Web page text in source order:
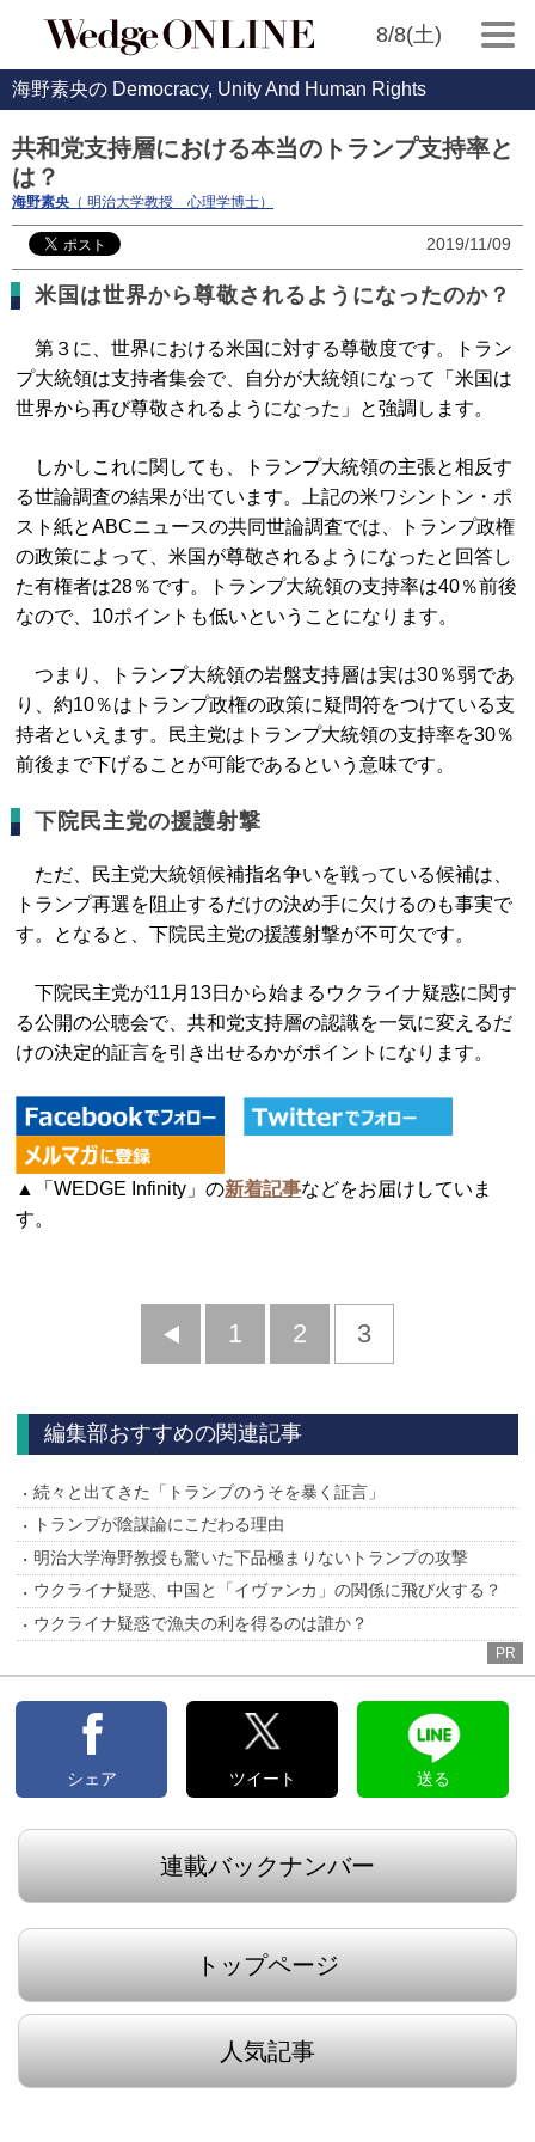
8/8(土)
海野素央の Democracy, Unity And Human Rights
共和党支持層における本当のトランプ支持率と
は？
海野素央 （ 明治大学教授 心理学博士）
2019/11/09
米国は世界から尊敬されるようになったのか？
第３に、世界における米国に対する尊敬度です。トラン
プ大統領は支持者集会で、自分が大統領になって「米国は
世界から再び尊敬されるようになった」と強調します。
しかしこれに関しても、トランプ大統領の主張と相反す
る世論調査の結果が出ています。上記の米ワシントン・ポ
スト紙とABCニュースの共同世論調査では、トランプ政権
の政策によって、米国が尊敬されるようになったと回答し
た有権者は28％です。トランプ大統領の支持率は40％前後
なので、10ポイントも低いということになります。
つまり、トランプ大統領の岩盤支持層は実は30％弱であ
り、約10％はトランプ政権の政策に疑問符をつけている支
持者といえます。民主党はトランプ大統領の支持率を30％
前後まで下げることが可能であるという意味です。
下院民主党の援護射撃
ただ、民主党大統領候補指名争いを戦っている候補は、
トランプ再選を阻止するだけの決め手に欠けるのも事実で
す。となると、下院民主党の援護射撃が不可欠です。
下院民主党が11月13日から始まるウクライナ疑惑に関す
る公開の公聴会で、共和党支持層の認識を一気に変えるだ
けの決定的証言を引き出せるかがポイントになります。
▲「WEDGE Infinity」の新着記事などをお届けしていま
す。
前
1 2 3
編集部おすすめの関連記事
続々と出てきた「トランプのうそを暴く証言」
トランプが陰謀論にこだわる理由
明治大学海野教授も驚いた下品極まりないトランプの攻撃
ウクライナ疑惑、中国と「イヴァンカ」の関係に飛び火する？
ウクライナ疑惑で漁夫の利を得るのは誰か？
PR
シェア ツイート 送る
連載バックナンバー
トップページ
人気記事